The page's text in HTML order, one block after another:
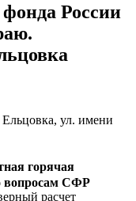
России
ул. имени
горячая
вопросам CФР
расчет